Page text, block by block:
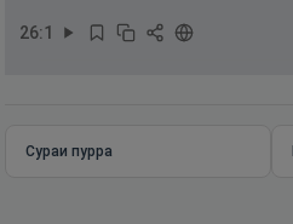
26:1
Сураи пурра